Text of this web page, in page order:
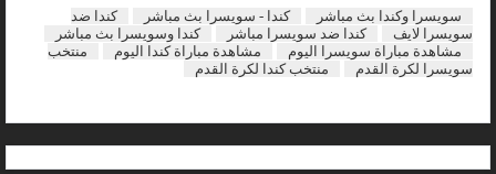
سويسرا وكندا بث مباشر كندا - سويسرا بث مباشر
كندا ضد
سويسرا لايف
كندا ضد سويسرا مباشر
كندا وسويسرا بث مباشر
مشاهدة مباراة سويسرا اليوم
مشاهدة مباراة كندا اليوم
منتخب
سويسرا لكرة القدم
منتخب كندا لكرة القدم